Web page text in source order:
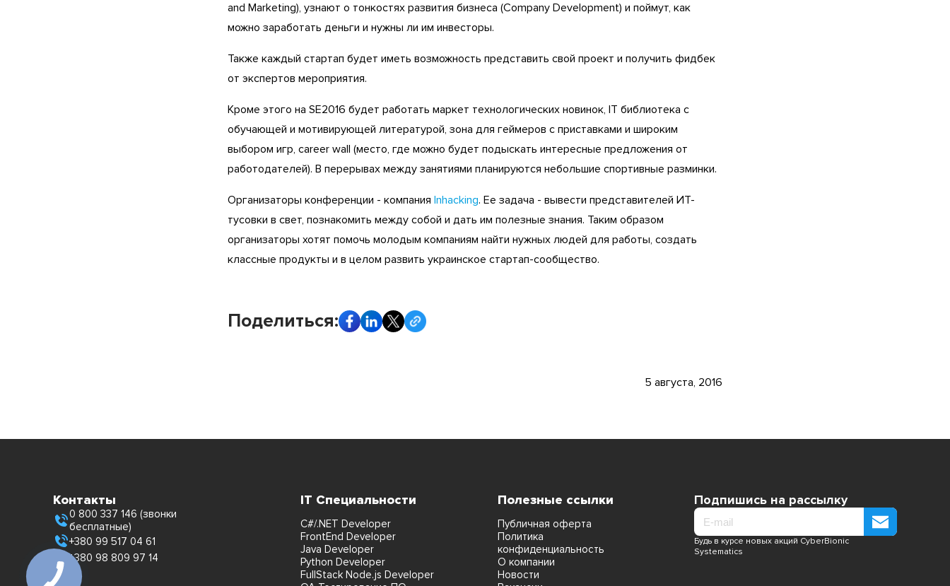
and Marketing), узнают о тонкостях развития бизнеса (Company Development) и поймут, как
можно заработать деньги и нужны ли им инвесторы.
Также каждый стартап будет иметь возможность представить свой проект и получить фидбек
от экспертов мероприятия.
Кроме этого на SE2016 будет работать маркет технологических новинок, IT библиотека с
обучающей и мотивирующей литературой, зона для геймеров с приставками и широким
выбором игр, career wall (место, где можно будет подыскать интересные предложения от
работодателей). В перерывах между занятиями планируются небольшие спортивные разминки.
Организаторы конференции - компания Inhacking. Ее задача - вывести представителей ИТ-
тусовки в свет, познакомить между собой и дать им полезные знания. Таким образом
организаторы хотят помочь молодым компаниям найти нужных людей для работы, создать
классные продукты и в целом развить украинское стартап-сообщество.
Поделиться:
5 августа, 2016
Контакты
0 800 337 146 (звонки
бесплатные)
+380 99 517 04 61
+380 98 809 97 14
IT Специальности
C#/.NET Developer
FrontEnd Developer
Java Developer
Python Developer
FullStack Node.js Developer
Полезные ссылки
Публичная оферта
Политика
конфиденциальность
О компании
Новости
Подпишись на рассылку
Будь в курсе новых акций CyberBionic
Systematics